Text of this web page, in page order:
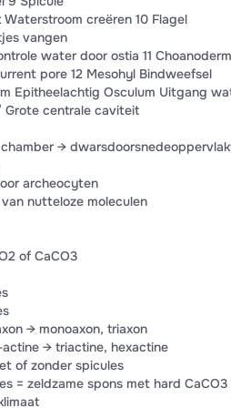
creëren 10 Flagel
vangen
water door ostia 11
pore 12 Mesohyl Bindweefsel
Epitheelachtig Osculum Uitgang
Grote centrale caviteit
→
archeocyten
nutteloze moleculen
of CaCO3
→ monoaxon, triaxon
→ triactine, hexactine
of zonder spicules
= zeldzame spons met hard